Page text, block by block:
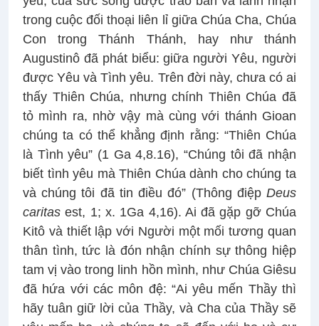
trong cuộc đối thoại liên lỉ giữa Chúa Cha, Chúa
Con trong Thánh Thánh, hay như thánh
Augustinô đã phát biểu: giữa người Yêu, người
được Yêu và Tình yêu. Trên đời này, chưa có ai
thấy Thiên Chúa, nhưng chính Thiên Chúa đã
tỏ mình ra, nhờ vậy mà cùng với thánh Gioan
chúng ta có thể khẳng định rằng: “Thiên Chúa
là Tình yêu” (1 Ga 4,8.16), “Chúng tôi đã nhận
biết tình yêu mà Thiên Chúa dành cho chúng ta
và chúng tôi đã tin điều đó” (Thông điệp Deus
caritasest, 1; x. 1Ga 4,16). Ai đã gặp gỡ Chúa
Kitô và thiết lập với Người một mối tương quan
thân tình, tức là đón nhận chính sự thông hiệp
tam vị vào trong linh hồn mình, như Chúa Giêsu
đã hứa với các môn đệ: “Ai yêu mến Thầy thì
hãy tuân giữ lời của Thầy, và Cha của Thầy sẽ